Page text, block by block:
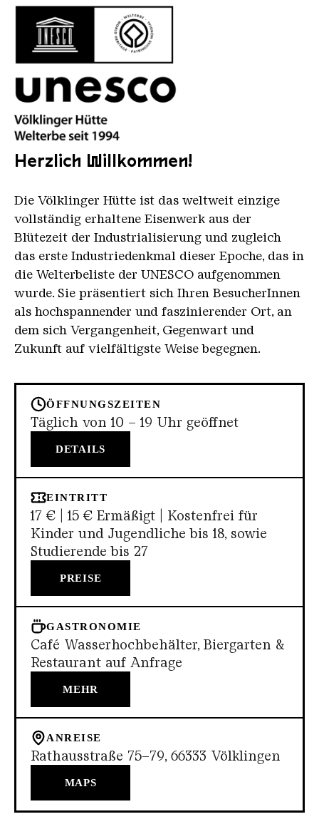
logo unesco voelklinger huette 2021 schwarz
Herzlich Willkommen!
Die Völklinger Hütte ist das weltweit einzige
vollständig erhaltene Eisenwerk aus der
Blütezeit der Industrialisierung und zugleich
das erste Industriedenkmal dieser Epoche, das in
die Welterbeliste der UNESCO aufgenommen
wurde. Sie präsentiert sich Ihren BesucherInnen
als hochspannender und faszinierender Ort, an
dem sich Vergangenheit, Gegenwart und
Zukunft auf vielfältigste Weise begegnen.
ÖFFNUNGSZEITEN
Täglich von 10 – 19 Uhr geöffnet
DETAILS
EINTRITT
17 € | 15 € Ermäßigt | Kostenfrei für
Kinder und Jugendliche bis 18, sowie
Studierende bis 27
PREISE
GASTRONOMIE
Café Wasserhochbehälter, Biergarten &
Restaurant auf Anfrage
MEHR
ANREISE
Rathausstraße 75–79, 66333 Völklingen
MAPS